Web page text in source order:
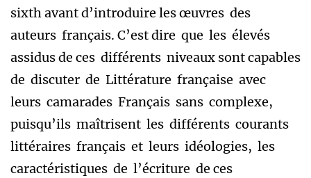
sixth avant d’introduire les œuvres des
auteurs français. C’est dire que les élevés
assidus de ces différents niveaux sont capables
de discuter de Littérature française avec
leurs camarades Français sans complexe,
puisqu’ils maîtrisent les différents courants
littéraires français et leurs idéologies, les
caractéristiques de l’écriture de ces